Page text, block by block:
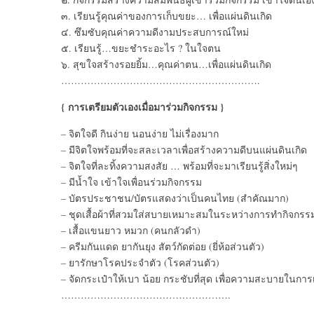
๓. เรียนรู้คุณค่าของการเก็บขยะ… เพื่อแผ่นดินเกิด
๔. ซึมซับคุณค่าความดีงามประสบการณ์ใหม่
๕. เรียนรู้…ขยะชำระอะไร ? ในใจตน
๖. สุขใจสร้างรอยยิ้ม…คุณค่าตน…เพื่อแผ่นดินเกิด
…………………………………………………….
{ การเตรียมตัวเองเมื่อมาร่วมกิจกรรม }
– จิตใจดี กินง่าย นอนง่าย ไม่เรื่องมาก
– มีจิตใจพร้อมที่จะสละเวลาเพื่อสร้างความดีบนแผ่นดินเกิด
– จิตใจที่ละทิ้งความสงสัย … พร้อมที่จะมาเรียนรู้สิ่งใหม่ๆ
– มีน้ำใจ เข้าใจเพื่อนร่วมกิจกรรม
– บัตรประชาชน/บัตรแสดงว่าเป็นคนไทย (สำคัณมาก)
– ชุดเสื้อผ้าที่สวมใส่สบายเหมาะสมในระหว่างการทำกิจกรร
– เสื้อแขนยาว หมวก (คนกลัวดำ)
– ครีมกันแดด ยากันยุง สัตว์กัดต่อย (ยี่ห้อส่วนตัว)
– ยารักษาโรคประจำตัว (โรคส่วนตัว)
– จัดกระเป๋าให้เบา น้อย กระชับที่สุด เพื่อความสะบายในกา
…………………………………………….